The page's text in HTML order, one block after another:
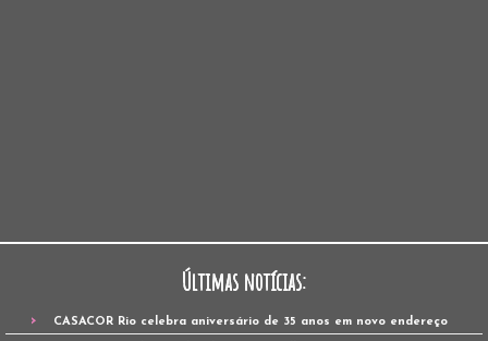
Últimas notícias:
CASACOR Rio celebra aniversário de 35 anos em novo endereço